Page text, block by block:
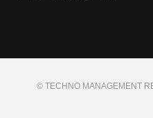
© TECHNO MANAGEMENT